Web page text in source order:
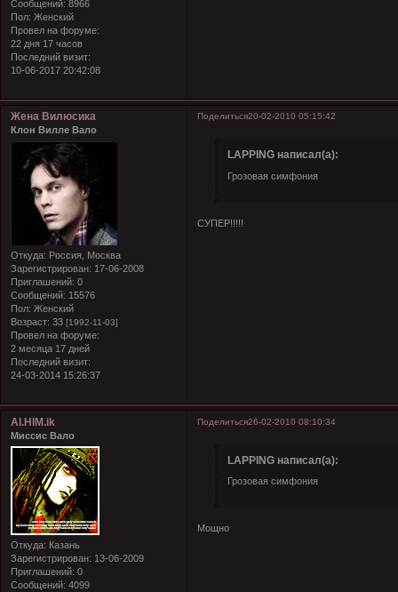
Сообщений: 8966
Пол: Женский
Провел на форуме:
22 дня 17 часов
Последний визит:
10-06-2017 20:42:08
Поделиться20-02-2010 05:15:42
Жена Вилюсика
Клон Вилле Вало
Откуда: Россия, Москва
Зарегистрирован: 17-06-2008
Приглашений: 0
Сообщений: 15576
Пол: Женский
Возраст: 33 [1992-11-03]
Провел на форуме:
2 месяца 17 дней
Последний визит:
24-03-2014 15:26:37
LAPPING написал(а):
Грозовая симфония
СУПЕР!!!!!
Поделиться26-02-2010 08:10:34
Al.HIM.ik
Миссис Вало
Откуда: Казань
Зарегистрирован: 13-06-2009
Приглашений: 0
Сообщений: 4099
LAPPING написал(а):
Грозовая симфония
Мощно